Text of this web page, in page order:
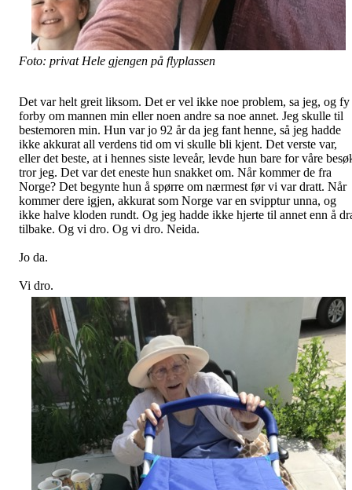
Foto: privat Hele gjengen på flyplassen
Det var helt greit liksom. Det er vel ikke noe problem, sa jeg, og fy
forby om mannen min eller noen andre sa noe annet. Jeg skulle til
bestemoren min. Hun var jo 92 år da jeg fant henne, så jeg hadde
ikke akkurat all verdens tid om vi skulle bli kjent. Det verste var,
eller det beste, at i hennes siste leveår, levde hun bare for våre
tror jeg. Det var det eneste hun snakket om. Når kommer de fra
Norge? Det begynte hun å spørre om nærmest før vi var dratt. Når
kommer dere igjen, akkurat som Norge var en svipptur unna, og
ikke halve kloden rundt. Og jeg hadde ikke hjerte til annet enn å
tilbake. Og vi dro. Og vi dro. Neida.
Jo da.
Vi dro.